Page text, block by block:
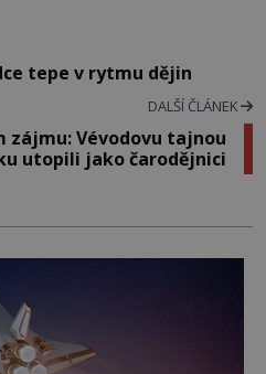
tepe v rytmu dějin
DALŠÍ ČLÁNEK
zájmu: Vévodovu tajnou
utopili jako čarodějnici